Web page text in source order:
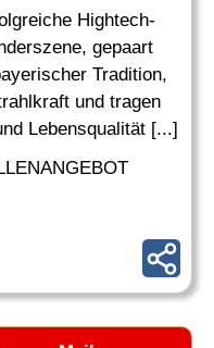
Hightech-
gepaart
Tradition,
und tragen
Lebensqualität [...]